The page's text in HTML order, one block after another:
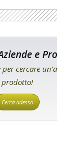
e
per cercare
prodotto!
Cerca adesso